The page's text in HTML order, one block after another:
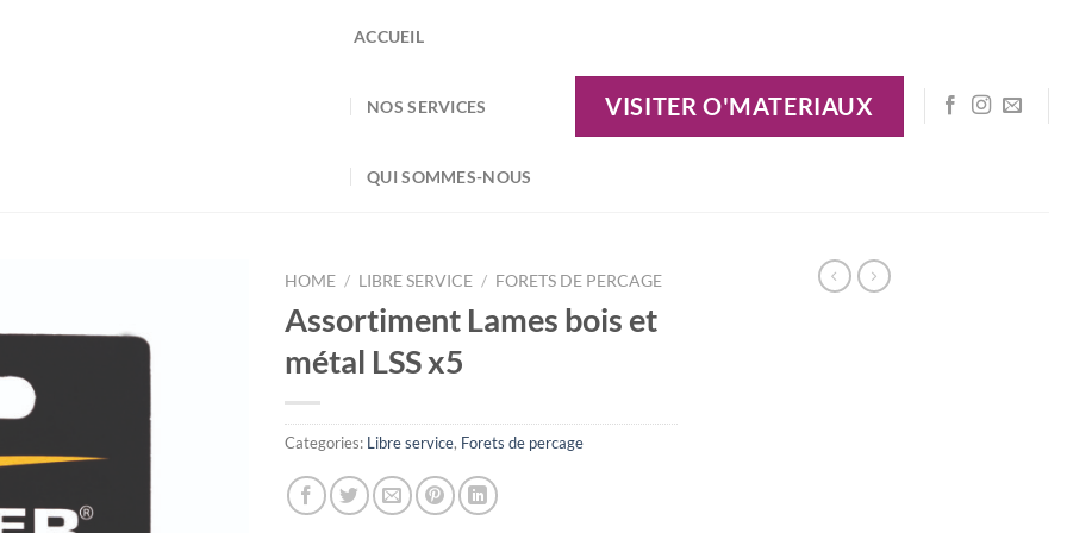
ACCUEIL
NOS SERVICES
QUI SOMMES-NOUS
VISITER O'MATERIAUX
HOME / LIBRE SERVICE / FORETS DE PERCAGE
Assortiment Lames bois et
métal LSS x5
Categories: Libre service, Forets de percage